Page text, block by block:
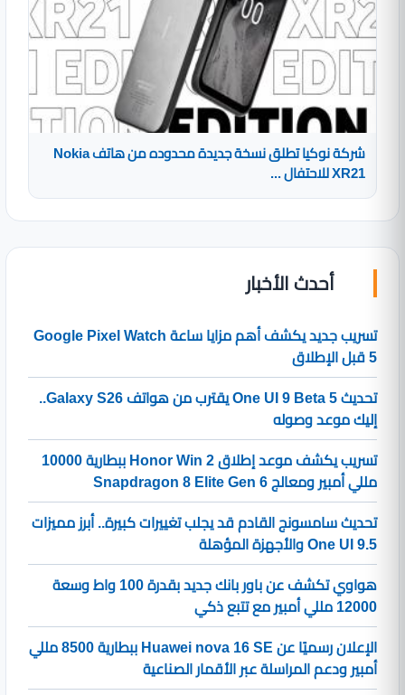
شركة نوكيا تطلق نسخة جديدة محدوده من هاتف Nokia
XR21 للاحتفال ...
أحدث الأخبار
تسريب جديد يكشف أهم مزايا ساعة Google Pixel Watch
5 قبل الإطلاق
تحديث One UI 9 Beta 5 يقترب من هواتف Galaxy S26..
إليك موعد وصوله
تسريب يكشف موعد إطلاق Honor Win 2 ببطارية 10000
مللي أمبير ومعالج Snapdragon 8 Elite Gen 6
تحديث سامسونج القادم قد يجلب تغييرات كبيرة.. أبرز مميزات
One UI 9.5 والأجهزة المؤهلة
هواوي تكشف عن باور بانك جديد بقدرة 100 واط وسعة
12000 مللي أمبير مع تتبع ذكي
الإعلان رسميًا عن Huawei nova 16 SE ببطارية 8500 مللي
أمبير ودعم المراسلة عبر الأقمار الصناعية